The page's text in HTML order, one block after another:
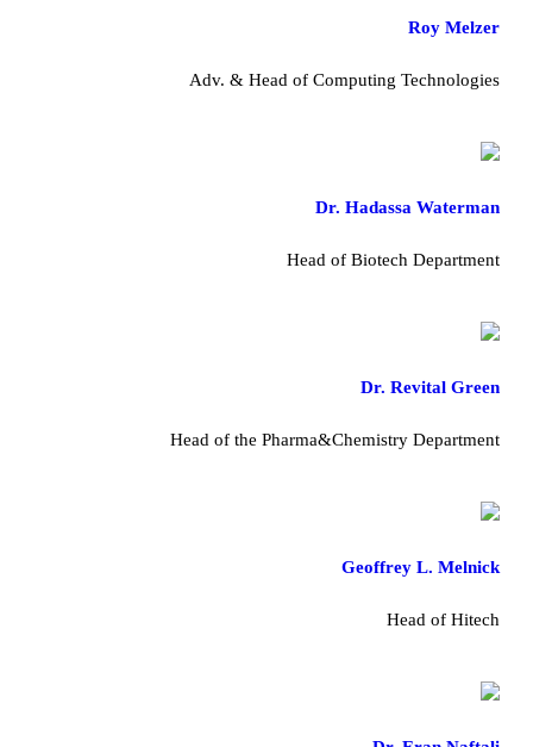
Roy Melzer
Adv. & Head of Computing Technologies
Dr. Hadassa Waterman
Head of Biotech Department
Dr. Revital Green
Head of the Pharma&Chemistry Department
Geoffrey L. Melnick
Head of Hitech